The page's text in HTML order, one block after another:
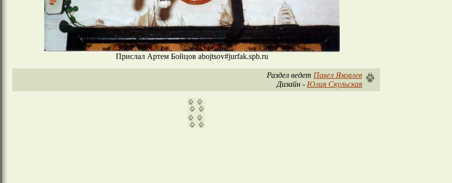
Прислал Артем Бойцов abojtsov#jurfak.spb.ru
Раздел ведет Павел Яковлев
Дизайн - Юлия Скульская